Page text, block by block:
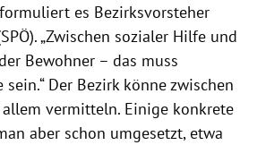
formuliert es Bezirksvorsteher
„Zwischen sozialer Hilfe und
Bewohner – das muss
Der Bezirk könne zwischen
vermitteln. Einige konkrete
aber schon umgesetzt, etwa